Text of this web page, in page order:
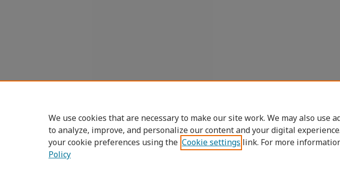
We use cookies that are necessary to make our site work. We may also use
to analyze, improve, and personalize our content and your digital
your cookie preferences using the Cookie settings link. For more
Policy